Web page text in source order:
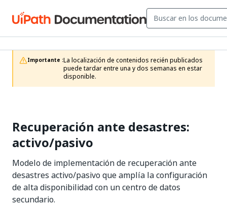
Importante :La localización de contenidos recién publicados
puede tardar entre una y dos semanas en estar
disponible.
Recuperación ante desastres:
activo/pasivo
Modelo de implementación de recuperación ante
desastres activo/pasivo que amplía la configuración
de alta disponibilidad con un centro de datos
secundario.